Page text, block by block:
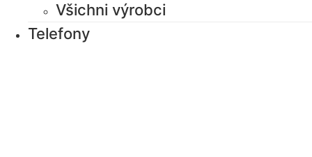
Všichni výrobci
Telefony